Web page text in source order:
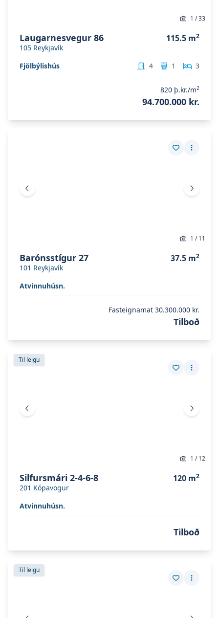
1 /33
Laugarnesvegur 86
105 Reykjavík
115.5 m2
Fjölbýlishús 4 1 3
820 þ.kr./m2
94.700.000 kr.
Vista eign
Fleiri
Fyrri mynd Næsta
1 /11
Barónsstígur 27
101 Reykjavík
37.5 m2
Atvinnuhúsn.
Fasteignamat 30.300.000 kr.
Tilboð
Skoða eignina
Til leigu
Vista eign
Fleiri
Skoða eignina
Fyrri mynd Næsta
1 /12
Silfursmári 2-4-6-8
201 Kópavogur
120 m2
Atvinnuhúsn.
Tilboð
Skoða eignina
Til leigu
Vista eign
Fleiri
Skoða eignina